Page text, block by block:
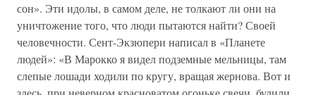
сон». Эти идолы, в самом деле, не толкают ли они на
уничтожение того, что люди пытаются найти? Своей
человечности. Сент-Экзюпери написал в «Планете
людей»: «В Марокко я видел подземные мельницы, там
слепые лошади ходили по кругу, вращая жернова. Вот и